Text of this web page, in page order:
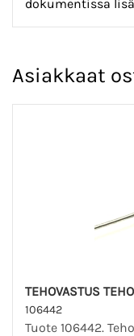
dokumentissa
Asiakkaat
TEHOVASTUS
106442
Tuote 106442.